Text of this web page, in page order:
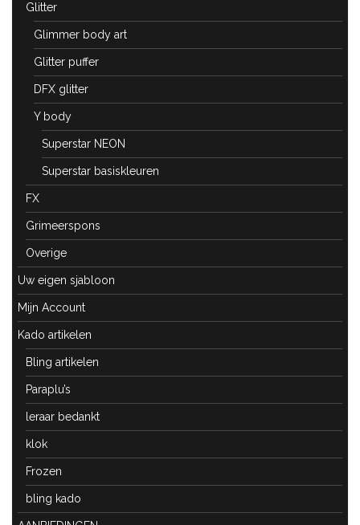
Glitter
Glimmer body art
Glitter puffer
DFX glitter
Y body
Superstar NEON
Superstar basiskleuren
FX
Grimeerspons
Overige
Uw eigen sjabloon
Mijn Account
Kado artikelen
Bling artikelen
Paraplu’s
leraar bedankt
klok
Frozen
bling kado